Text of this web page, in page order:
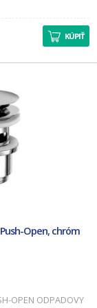
KÚPIŤ
Open, chróm
OPEN ODPADOVY